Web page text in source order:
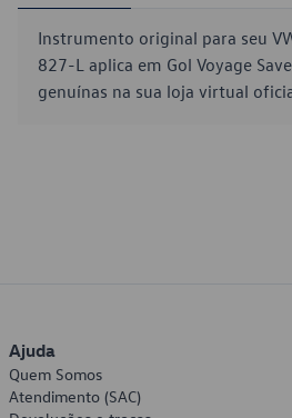
Instrumento original para seu
827-L aplica em Gol Voyage
genuínas na sua loja virtual
Ajuda
Quem Somos
Atendimento (SAC)